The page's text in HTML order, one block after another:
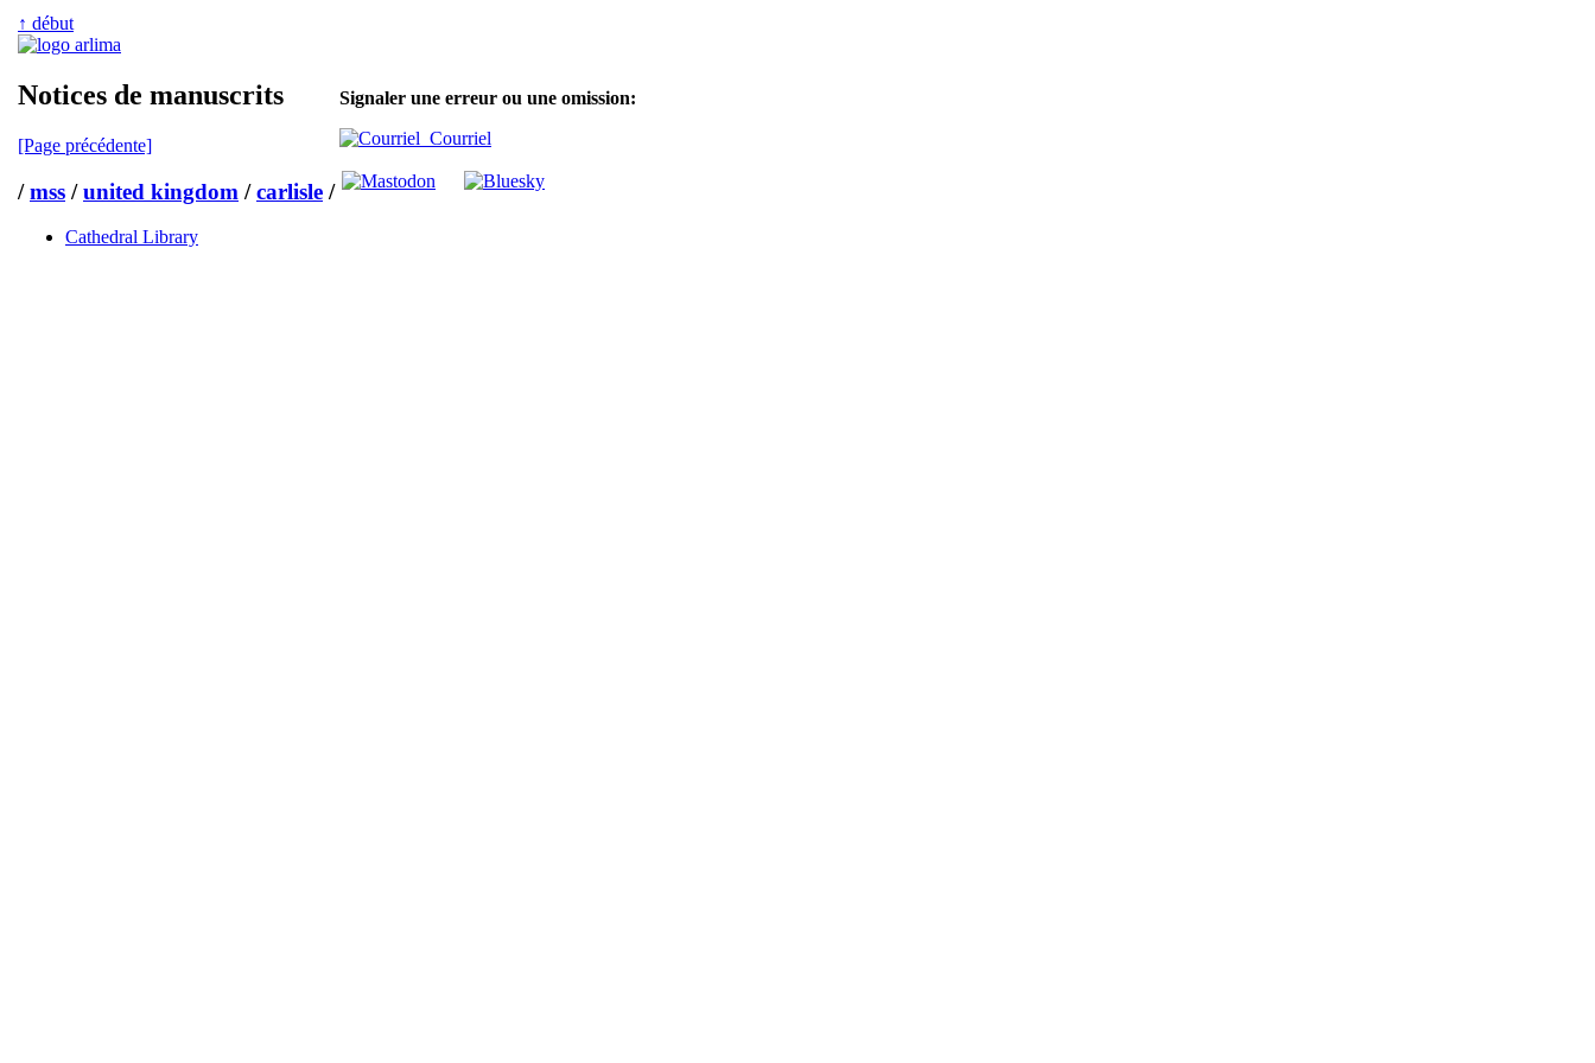
↑ début
Notices de manuscrits
[Page précédente]
/mss /united kingdom /carlisle /
Cathedral Library
Signaler une erreur ou une omission:
Courriel